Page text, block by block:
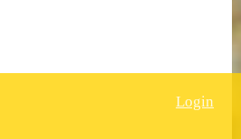
Login